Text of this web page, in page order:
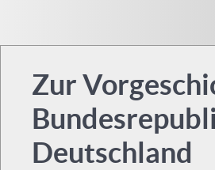
Zur
Deutschland